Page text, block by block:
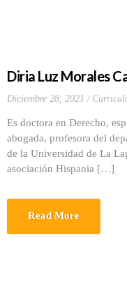
Diria Luz Morales
Diciembre 28, 2021
Es doctora en Derecho,
abogada, profesora del
de la Universidad de La
asociación Hispania […]
Read More